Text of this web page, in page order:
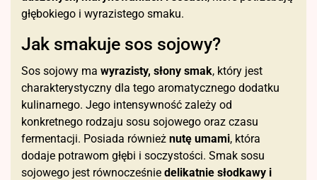
głębokiego i wyrazistego smaku.
Jak smakuje sos sojowy?
Sos sojowy ma wyrazisty, słony smak, który jest
charakterystyczny dla tego aromatycznego dodatku
kulinarnego. Jego intensywność zależy od
konkretnego rodzaju sosu sojowego oraz czasu
fermentacji. Posiada również nutę umami, która
dodaje potrawom głębi i soczystości. Smak sosu
sojowego jest równocześnie delikatnie słodkawy i